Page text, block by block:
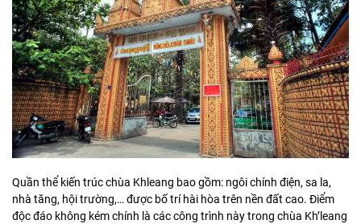
Quần thể kiến trúc chùa Khleang bao gồm: ngôi chính điện, sa la,
nhà tăng, hội trường,… được bố trí hài hòa trên nền đất cao. Điểm
độc đáo không kém chính là các công trình này trong chùa Kh’leang